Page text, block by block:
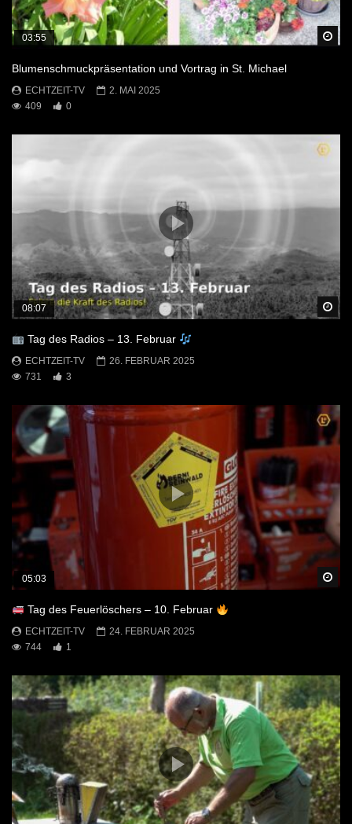
03:55
Blumenschmuckpräsentation und Vortrag in St. Michael
ECHTZEIT-TV
2. MAI 2025
409
0
08:07
Tag des Radios – 13. Februar
ECHTZEIT-TV
26. FEBRUAR 2025
731
3
05:03
Tag des Feuerlöschers – 10. Februar
ECHTZEIT-TV
24. FEBRUAR 2025
744
1